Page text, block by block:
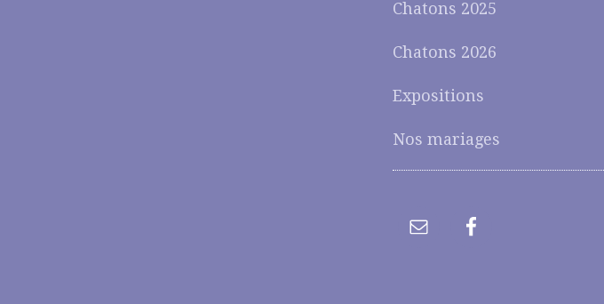
Chatons 2025
Chatons 2026
Expositions
Nos mariages